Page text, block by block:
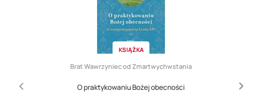
KSIĄŻKA
Brat Wawrzyniec od Zmartwychwstania
O praktykowaniu Bożej obecności